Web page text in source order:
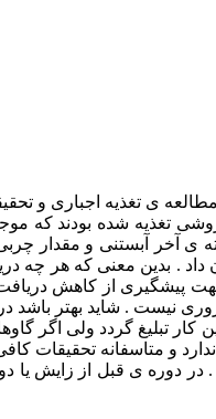
تغذیه شده بودند که
رابطه ای میان میانگین دریافت ماده
. بدین معنی که هر چه
پیشگیری از کاهش
کار تبلیغ گردد ولی
و متاسفانه تحقیقات
. در دوره ی قبل از زایش